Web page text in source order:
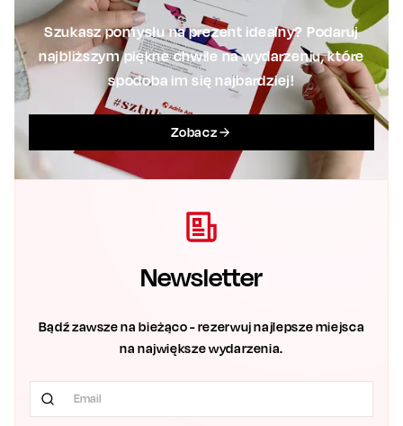
Szukasz pomysłu na prezent idealny? Podaruj
najbliższym piękne chwile na wydarzeniu, które
spodoba im się najbardziej!
Zobacz
Newsletter
Bądź zawsze na bieżąco - rezerwuj najlepsze miejsca
na największe wydarzenia.